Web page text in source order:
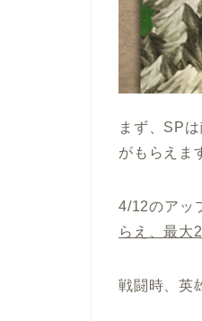
まず、SP
がもらえま
4/12のアッ
らえ、最大
戦闘時、英